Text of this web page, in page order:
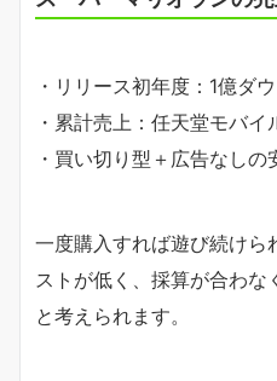
・リリース初年度：1億ダ
・累計売上：任天堂モバ
・買い切り型＋広告なしの
一度購入すれば遊び続けら
ストが低く、採算が合わ
と考えられます。